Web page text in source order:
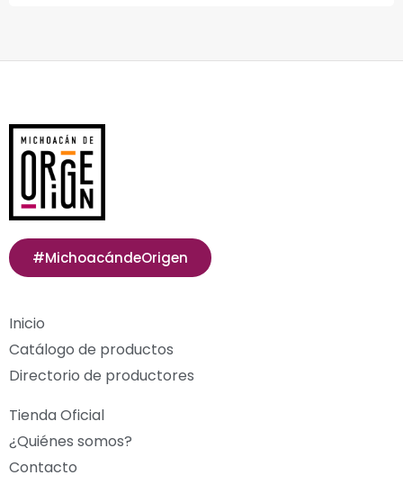
#MichoacándeOrigen
Inicio
Catálogo de productos
Directorio de productores
Tienda Oficial
¿Quiénes somos?
Contacto